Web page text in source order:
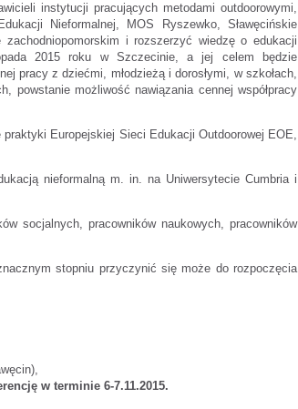
instytucji pracujących metodami outdoorowymi,
Nieformalnej, MOS Ryszewko, Sławęcińskie
i rozszerzyć wiedzę o edukacji
2015 roku w Szczecinie, a jej celem będzie
pracy z dziećmi, młodzieżą i dorosłymi, w szkołach,
powstanie możliwość nawiązania cennej współpracy
Europejskiej Sieci Edukacji Outdoorowej EOE,
nieformalną m. in. na Uniwersytecie Cumbria i
socjalnych, pracowników naukowych, pracowników
stopniu przyczynić się może do rozpoczęcia
w terminie 6-7.11.2015.